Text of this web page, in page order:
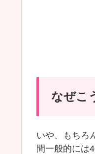
なぜこ
いや、もちろ
間一般的には